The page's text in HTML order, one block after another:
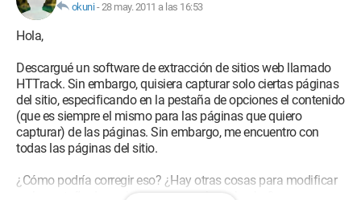
okuni-28 may. 2011 a las 16:53
Hola,
Descargué un software de extracción de sitios web llamado
HTTrack. Sin embargo, quisiera capturar solo ciertas páginas
del sitio, especificando en la pestaña de opciones el contenido
(que es siempre el mismo para las páginas que quiero
capturar) de las páginas. Sin embargo, me encuentro con
todas las páginas del sitio.
¿Cómo podría corregir eso? ¿Hay otras cosas para modificar
en la pestaña de opciones y que no haya hecho?